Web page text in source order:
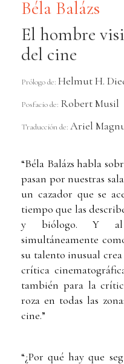
Béla Balázs
El hombre
del cine
Prólogo de: Helmut H.
Posfacio de: Robert Musil
Traducción de: Ariel
“Béla Balázs habla
pasan por nuestras
un cazador que se
tiempo que las
y biólogo. Y al
simultáneamente
su talento inusual
crítica
también para la
roza en todas las
cine.”
“¿Por qué hay que